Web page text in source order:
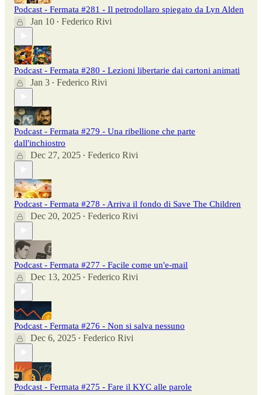
Podcast - Fermata #281 - Il petrodollaro spiegato da Lyn Alden
Jan 10 • Federico Rivi
Podcast - Fermata #280 - Lezioni libertarie dai cartoni animati
Jan 3 • Federico Rivi
Podcast - Fermata #279 - Una ribellione che parte
dall'inchiostro
Dec 27, 2025 • Federico Rivi
Podcast - Fermata #278 - Arriva il fondo di Save The Children
Dec 20, 2025 • Federico Rivi
Podcast - Fermata #277 - Facile come un'e-mail
Dec 13, 2025 • Federico Rivi
Podcast - Fermata #276 - Non si salva nessuno
Dec 6, 2025 • Federico Rivi
Podcast - Fermata #275 - Fare il KYC alle parole